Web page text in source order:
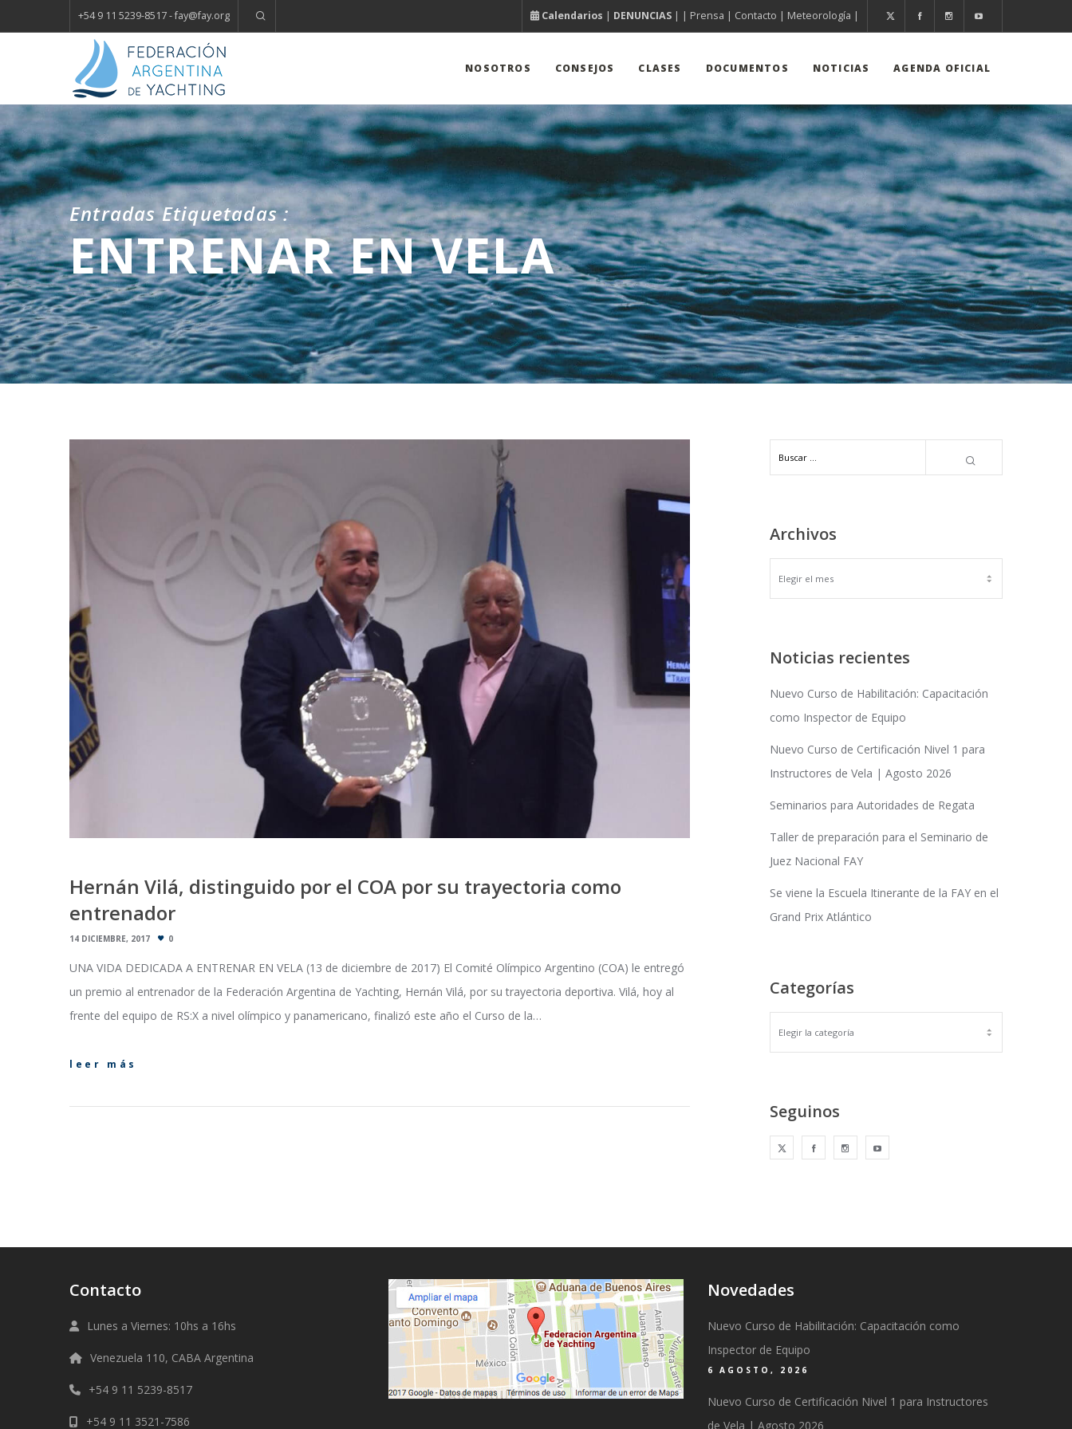
+54 9 11 5239-8517 - fay@fay.org Calendarios | DENUNCIAS | | Prensa | Contacto | Meteorología |
NOSOTROS CONSEJOS CLASES DOCUMENTOS NOTICIAS AGENDA OFICIAL
Entradas Etiquetadas :
ENTRENAR EN VELA
Hernán Vilá, distinguido por el COA por su trayectoria como
entrenador
14 DICIEMBRE, 2017 0
UNA VIDA DEDICADA A ENTRENAR EN VELA (13 de diciembre de 2017) El Comité Olímpico Argentino (COA) le entregó
un premio al entrenador de la Federación Argentina de Yachting, Hernán Vilá, por su trayectoria deportiva. Vilá, hoy al
frente del equipo de RS:X a nivel olímpico y panamericano, finalizó este año el Curso de la…
leer más
Archivos
ARCHIVOS
Noticias recientes
Nuevo Curso de Habilitación: Capacitación
como Inspector de Equipo
Nuevo Curso de Certificación Nivel 1 para
Instructores de Vela | Agosto 2026
Seminarios para Autoridades de Regata
Taller de preparación para el Seminario de
Juez Nacional FAY
Se viene la Escuela Itinerante de la FAY en el
Grand Prix Atlántico
Categorías
Seguinos
Contacto
Lunes a Viernes: 10hs a 16hs
Venezuela 110, CABA Argentina
+54 9 11 5239-8517
+54 9 11 3521-7586
Novedades
Nuevo Curso de Habilitación: Capacitación como
Inspector de Equipo
6 AGOSTO, 2026
Nuevo Curso de Certificación Nivel 1 para Instructores
de Vela | Agosto 2026